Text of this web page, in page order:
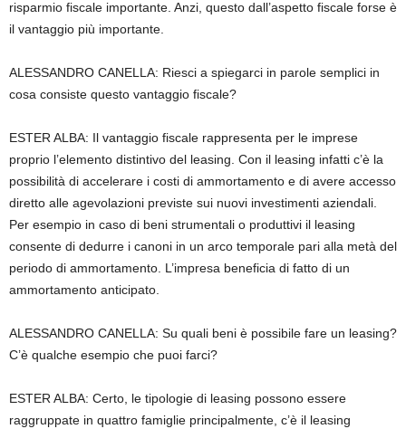
risparmio fiscale importante. Anzi, questo dall’aspetto fiscale forse è
il vantaggio più importante.
ALESSANDRO CANELLA: Riesci a spiegarci in parole semplici in
cosa consiste questo vantaggio fiscale?
ESTER ALBA: Il vantaggio fiscale rappresenta per le imprese
proprio l’elemento distintivo del leasing. Con il leasing infatti c’è la
possibilità di accelerare i costi di ammortamento e di avere accesso
diretto alle agevolazioni previste sui nuovi investimenti aziendali.
Per esempio in caso di beni strumentali o produttivi il leasing
consente di dedurre i canoni in un arco temporale pari alla metà del
periodo di ammortamento. L’impresa beneficia di fatto di un
ammortamento anticipato.
ALESSANDRO CANELLA: Su quali beni è possibile fare un leasing?
C’è qualche esempio che puoi farci?
ESTER ALBA: Certo, le tipologie di leasing possono essere
raggruppate in quattro famiglie principalmente, c’è il leasing